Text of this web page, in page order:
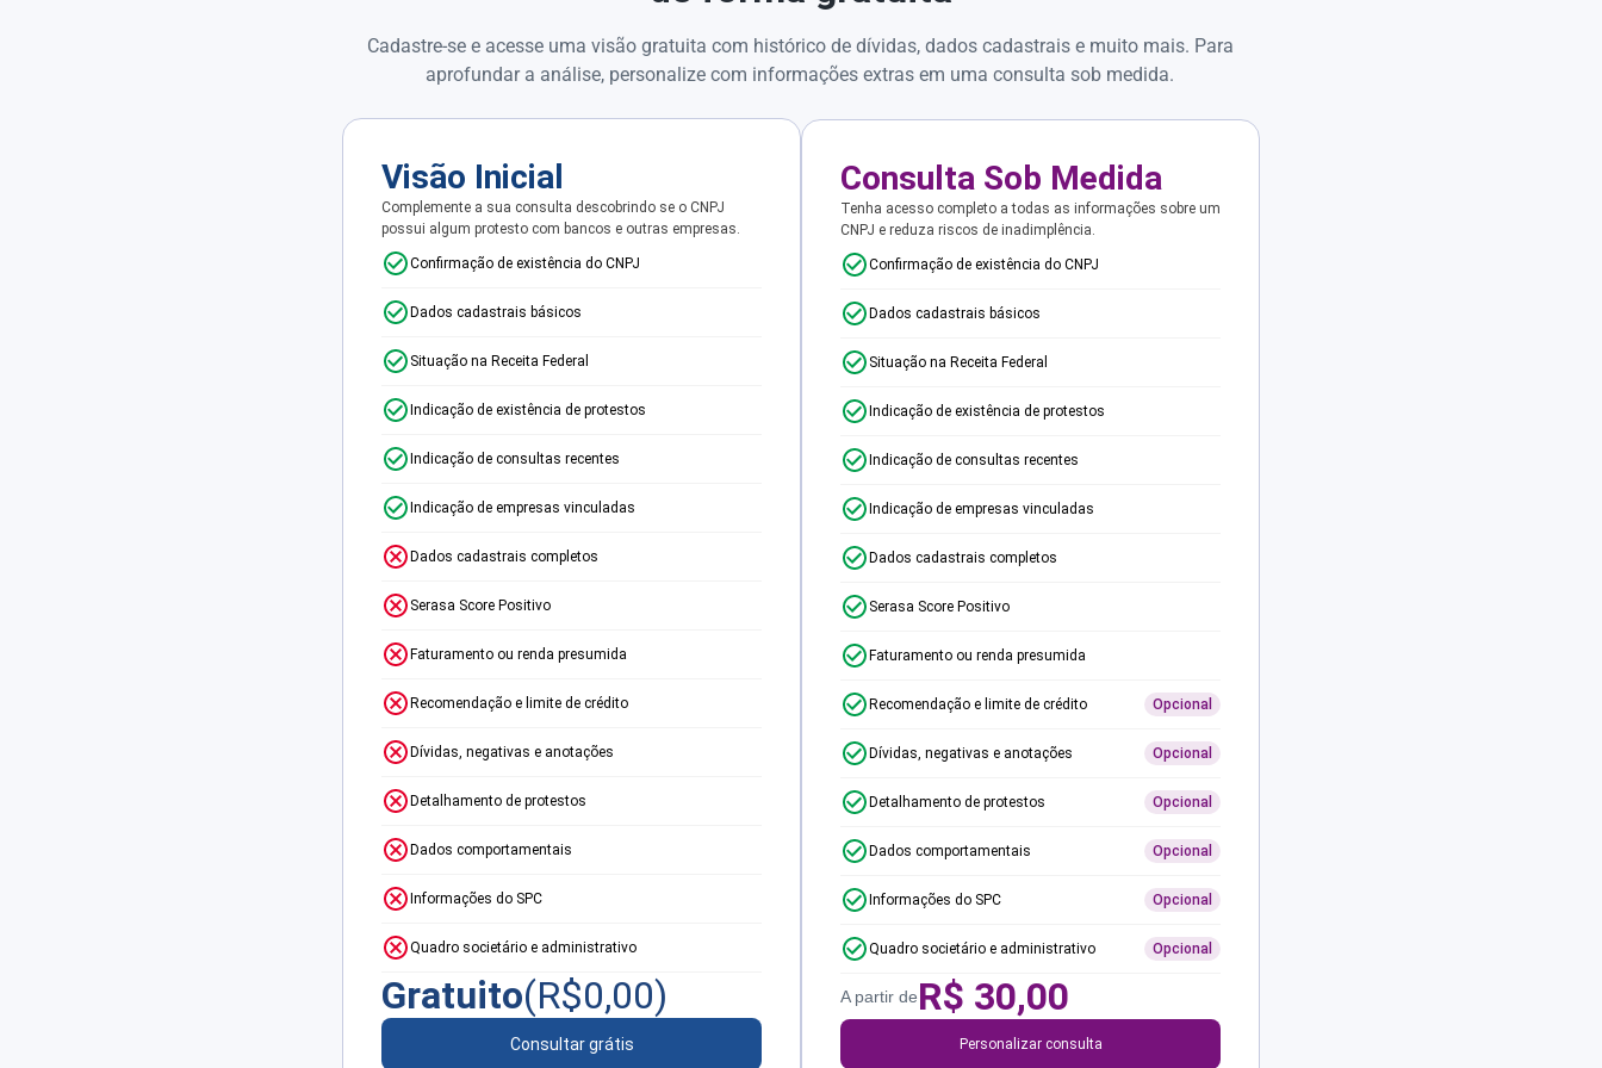
Cadastre-se e acesse uma visão gratuita com histórico de dívidas, dados cadastrais e muito mais. Para
aprofundar a análise, personalize com informações extras em uma consulta sob medida.
Visão Inicial
Complemente a sua consulta descobrindo se o CNPJ
possui algum protesto com bancos e outras empresas.
Confirmação de existência do CNPJ
Dados cadastrais básicos
Situação na Receita Federal
Indicação de existência de protestos
Indicação de consultas recentes
Indicação de empresas vinculadas
Dados cadastrais completos
Serasa Score Positivo
Faturamento ou renda presumida
Recomendação e limite de crédito
Dívidas, negativas e anotações
Detalhamento de protestos
Dados comportamentais
Informações do SPC
Quadro societário e administrativo
Gratuito(R$0,00)
Consultar grátis
Consulta Sob Medida
Tenha acesso completo a todas as informações sobre um
CNPJ e reduza riscos de inadimplência.
Confirmação de existência do CNPJ
Dados cadastrais básicos
Situação na Receita Federal
Indicação de existência de protestos
Indicação de consultas recentes
Indicação de empresas vinculadas
Dados cadastrais completos
Serasa Score Positivo
Faturamento ou renda presumida
Recomendação e limite de crédito Opcional
Dívidas, negativas e anotações Opcional
Detalhamento de protestos Opcional
Dados comportamentais Opcional
Informações do SPC Opcional
Quadro societário e administrativo Opcional
A partir deR$ 30,00
Personalizar consulta